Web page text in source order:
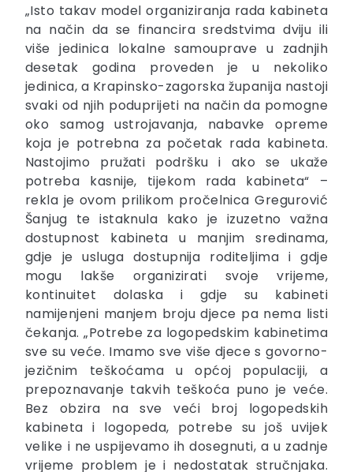
„Isto takav model organiziranja rada kabineta
na način da se financira sredstvima dviju ili
više jedinica lokalne samouprave u zadnjih
desetak godina proveden je u nekoliko
jedinica, a Krapinsko-zagorska županija nastoji
svaki od njih poduprijeti na način da pomogne
oko samog ustrojavanja, nabavke opreme
koja je potrebna za početak rada kabineta.
Nastojimo pružati podršku i ako se ukaže
potreba kasnije, tijekom rada kabineta“ –
rekla je ovom prilikom pročelnica Gregurović
Šanjug te istaknula kako je izuzetno važna
dostupnost kabineta u manjim sredinama,
gdje je usluga dostupnija roditeljima i gdje
mogu lakše organizirati svoje vrijeme,
kontinuitet dolaska i gdje su kabineti
namijenjeni manjem broju djece pa nema listi
čekanja. „Potrebe za logopedskim kabinetima
sve su veće. Imamo sve više djece s govorno-
jezičnim teškoćama u općoj populaciji, a
prepoznavanje takvih teškoća puno je veće.
Bez obzira na sve veći broj logopedskih
kabineta i logopeda, potrebe su još uvijek
velike i ne uspijevamo ih dosegnuti, a u zadnje
vrijeme problem je i nedostatak stručnjaka.